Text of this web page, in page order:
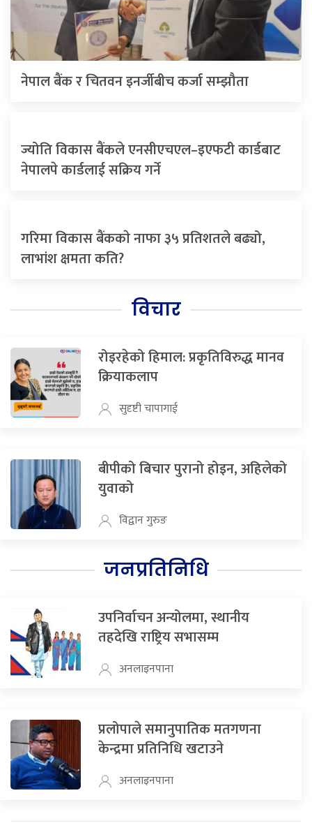
नेपाल बैंक र चितवन इनर्जीबीच कर्जा सम्झौता
ज्योति विकास बैंकले एनसीएचएल–इएफटी कार्डबाट
नेपालपे कार्डलाई सक्रिय गर्ने
गरिमा विकास बैंककाे नाफा ३५ प्रतिशतले बढ्यो,
लाभांश क्षमता कति?
विचार
रोइरहेको हिमाल: प्रकृतिविरुद्ध मानव
क्रियाकलाप
सुदृष्टी चापागाई
बीपीको बिचार पुरानो होइन, अहिलेको
युवाको
विद्वान गुरुङ
जनप्रतिनिधि
उपनिर्वाचन अन्योलमा, स्थानीय
तहदेखि राष्ट्रिय सभासम्म
अनलाइनपाना
प्रलोपाले समानुपातिक मतगणना
केन्द्रमा प्रतिनिधि खटाउने
अनलाइनपाना